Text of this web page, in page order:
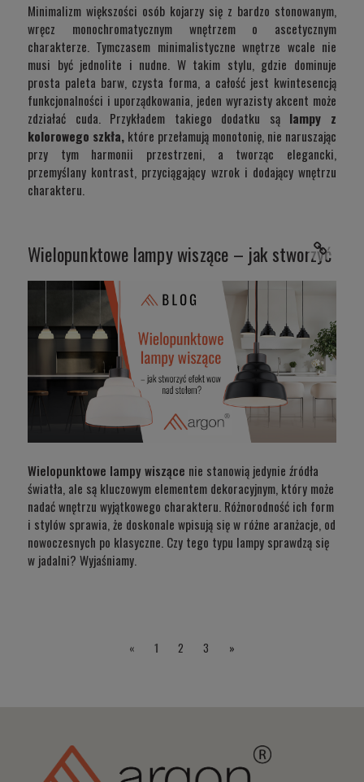
Minimalizm większości osób kojarzy się z bardzo stonowanym,
wręcz monochromatycznym wnętrzem o ascetycznym
charakterze. Tymczasem minimalistyczne wnętrze wcale nie
musi być jednolite i nudne. W takim stylu, gdzie dominuje
prosta paleta barw, czysta forma, a całość jest kwintesencją
funkcjonalności i uporządkowania, jeden wyrazisty akcent może
zdziałać cuda. Przykładem takiego dodatku są lampy z
kolorowego szkła, które przełamują monotonię, nie naruszając
przy tym harmonii przestrzeni, a tworząc elegancki,
przemyślany kontrast, przyciągający wzrok i dodający wnętrzu
charakteru.
Wielopunktowe lampy wiszące – jak stworzyć
Wielopunktowe lampy wiszące nie stanowią jedynie źródła
światła, ale są kluczowym elementem dekoracyjnym, który może
nadać wnętrzu wyjątkowego charakteru. Różnorodność ich form
i stylów sprawia, że doskonale wpisują się w różne aranżacje, od
nowoczesnych po klasyczne. Czy tego typu lampy sprawdzą się
w jadalni? Wyjaśniamy.
« 1 2 3 »